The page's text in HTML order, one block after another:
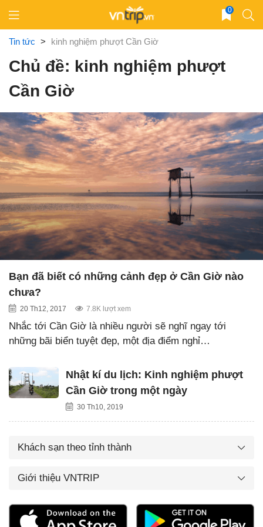
content
0
Tin tức > kinh nghiệm phượt Cần Giờ
Chủ đề: kinh nghiệm phượt
Cần Giờ
Bạn đã biết có những cảnh đẹp ở Cần Giờ nào
chưa?
20 Th12, 2017 7.8K lượt xem
Nhắc tới Cần Giờ là nhiều người sẽ nghĩ ngay tới
những bãi biển tuyệt đẹp, một địa điểm nghỉ…
Nhật kí du lịch: Kinh nghiệm phượt
Cần Giờ trong một ngày
30 Th10, 2019
Khách sạn theo tỉnh thành
Giới thiệu VNTRIP